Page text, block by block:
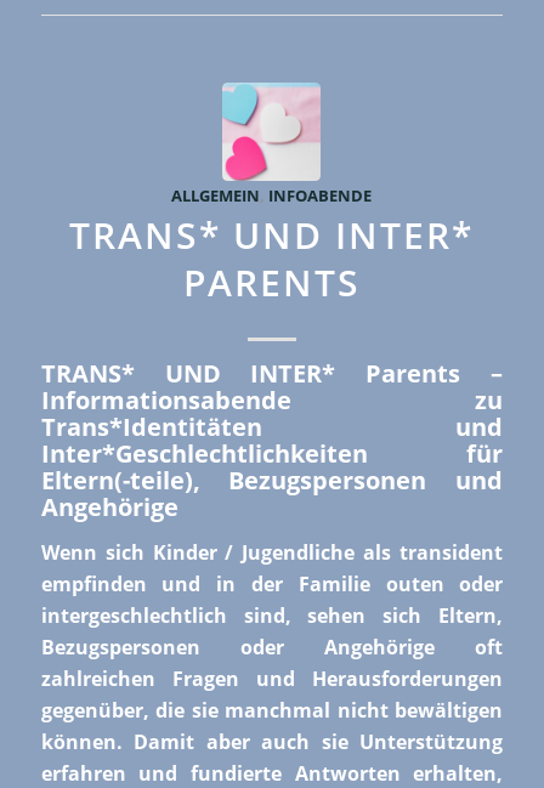
ALLGEMEIN, INFOABENDE
TRANS* UND INTER*
PARENTS
TRANS* UND INTER* Parents –
Informationsabende zu
Trans*Identitäten und
Inter*Geschlechtlichkeiten für
Eltern(-teile), Bezugspersonen und
Angehörige
Wenn sich Kinder / Jugendliche als transident
empfinden und in der Familie outen oder
intergeschlechtlich sind, sehen sich Eltern,
Bezugspersonen oder Angehörige oft
zahlreichen Fragen und Herausforderungen
gegenüber, die sie manchmal nicht bewältigen
können. Damit aber auch sie Unterstützung
erfahren und fundierte Antworten erhalten,